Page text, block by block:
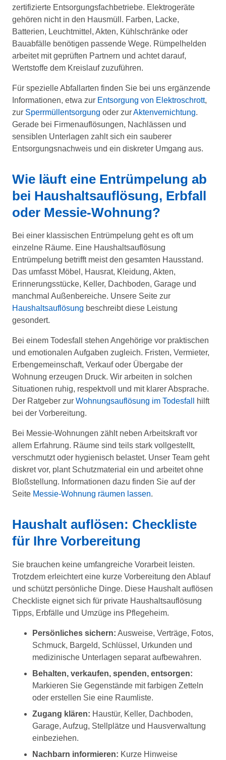
zertifizierte Entsorgungsfachbetriebe. Elektrogeräte
gehören nicht in den Hausmüll. Farben, Lacke,
Batterien, Leuchtmittel, Akten, Kühlschränke oder
Bauabfälle benötigen passende Wege. Rümpelhelden
arbeitet mit geprüften Partnern und achtet darauf,
Wertstoffe dem Kreislauf zuzuführen.
Für spezielle Abfallarten finden Sie bei uns ergänzende
Informationen, etwa zur Entsorgung von Elektroschrott,
zur Sperrmüllentsorgung oder zurAktenvernichtung.
Gerade bei Firmenauflösungen, Nachlässen und
sensiblen Unterlagen zahlt sich ein sauberer
Entsorgungsnachweis und ein diskreter Umgang aus.
Wie läuft eine Entrümpelung ab
bei Haushaltsauflösung, Erbfall
oder Messie-Wohnung?
Bei einer klassischen Entrümpelung geht es oft um
einzelne Räume. Eine Haushaltsauflösung
Entrümpelung betrifft meist den gesamten Hausstand.
Das umfasst Möbel, Hausrat, Kleidung, Akten,
Erinnerungsstücke, Keller, Dachboden, Garage und
manchmal Außenbereiche. Unsere Seite zur
Haushaltsauflösung beschreibt diese Leistung
gesondert.
Bei einem Todesfall stehen Angehörige vor praktischen
und emotionalen Aufgaben zugleich. Fristen, Vermieter,
Erbengemeinschaft, Verkauf oder Übergabe der
Wohnung erzeugen Druck. Wir arbeiten in solchen
Situationen ruhig, respektvoll und mit klarer Absprache.
Der Ratgeber zur Wohnungsauflösung im Todesfall
hilft
bei der Vorbereitung.
Bei Messie-Wohnungen zählt neben Arbeitskraft vor
allem Erfahrung. Räume sind teils stark vollgestellt,
verschmutzt oder hygienisch belastet. Unser Team geht
diskret vor, plant Schutzmaterial ein und arbeitet ohne
Bloßstellung. Informationen dazu finden Sie auf der
Seite Messie-Wohnung räumen lassen.
Haushalt auflösen: Checkliste
für Ihre Vorbereitung
Sie brauchen keine umfangreiche Vorarbeit leisten.
Trotzdem erleichtert eine kurze Vorbereitung den Ablauf
und schützt persönliche Dinge. Diese Haushalt auflösen
Checkliste eignet sich für private Haushaltsauflösung
Tipps, Erbfälle und Umzüge ins Pflegeheim.
Persönliches sichern: Ausweise, Verträge, Fotos,
Schmuck, Bargeld, Schlüssel, Urkunden und
medizinische Unterlagen separat aufbewahren.
Behalten, verkaufen, spenden, entsorgen:
Markieren Sie Gegenstände mit farbigen Zetteln
oder erstellen Sie eine Raumliste.
Zugang klären: Haustür, Keller, Dachboden,
Garage, Aufzug, Stellplätze und Hausverwaltung
einbeziehen.
Nachbarn informieren: Kurze Hinweise